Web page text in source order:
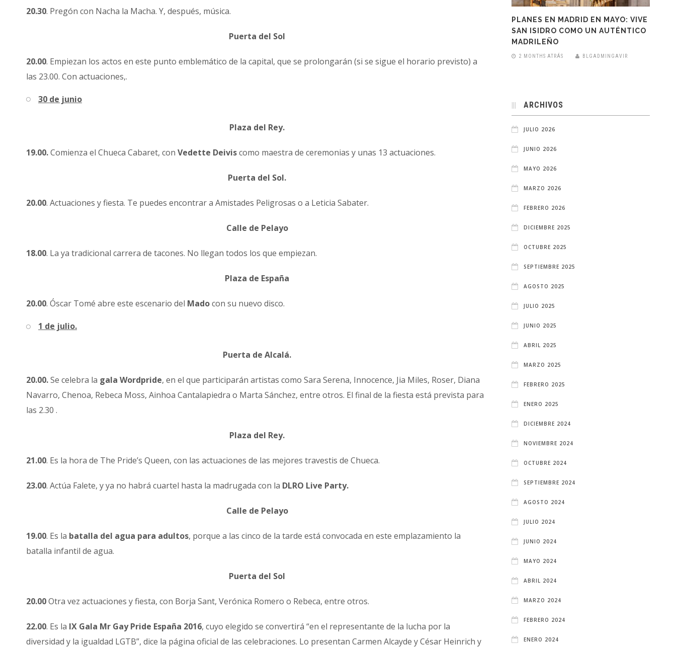
20.30. Pregón con Nacha la Macha. Y, después, música.
Puerta del Sol
20.00. Empiezan los actos en este punto emblemático de la capital, que se prolongarán (si se sigue el horario previsto) a
las 23.00. Con actuaciones,.
30 de junio
Plaza del Rey.
19.00.Comienza el Chueca Cabaret, con Vedette Deiviscomo maestra de ceremonias y unas 13 actuaciones.
Puerta del Sol.
20.00. Actuaciones y fiesta. Te puedes encontrar a Amistades Peligrosas o a Leticia Sabater.
Calle de Pelayo
18.00. La ya tradicional carrera de tacones. No llegan todos los que empiezan.
Plaza de España
20.00. Óscar Tomé abre este escenario del Madocon su nuevo disco.
1 de julio.
Puerta de Alcalá.
20.00.Se celebra la gala Wordpride, en el que participarán artistas como Sara Serena, Innocence, Jia Miles, Roser, Diana
Navarro, Chenoa, Rebeca Moss, Ainhoa Cantalapiedra o Marta Sánchez, entre otros. El final de la fiesta está prevista para
las 2.30 .
Plaza del Rey.
21.00. Es la hora de The Pride’s Queen, con las actuaciones de las mejores travestis de Chueca.
23.00. Actúa Falete, y ya no habrá cuartel hasta la madrugada con la DLRO Live Party.
Calle de Pelayo
19.00. Es la batalla del agua para adultos, porque a las cinco de la tarde está convocada en este emplazamiento la
batalla infantil de agua.
Puerta del Sol
20.00Otra vez actuaciones y fiesta, con Borja Sant, Verónica Romero o Rebeca, entre otros.
22.00. Es la IX Gala Mr Gay Pride España 2016, cuyo elegido se convertirá “en el representante de la lucha por la
diversidad y la igualdad LGTB”, dice la página oficial de las celebraciones. Lo presentan Carmen Alcayde y César Heinrich y
PLANES EN MADRID EN MAYO: VIVE
SAN ISIDRO COMO UN AUTÉNTICO
MADRILEÑO
2 MONTHS ATRÁS BLGADMINGAVIR
ARCHIVOS
JULIO 2026
JUNIO 2026
MAYO 2026
MARZO 2026
FEBRERO 2026
DICIEMBRE 2025
OCTUBRE 2025
SEPTIEMBRE 2025
AGOSTO 2025
JULIO 2025
JUNIO 2025
ABRIL 2025
MARZO 2025
FEBRERO 2025
ENERO 2025
DICIEMBRE 2024
NOVIEMBRE 2024
OCTUBRE 2024
SEPTIEMBRE 2024
AGOSTO 2024
JULIO 2024
JUNIO 2024
MAYO 2024
ABRIL 2024
MARZO 2024
FEBRERO 2024
ENERO 2024